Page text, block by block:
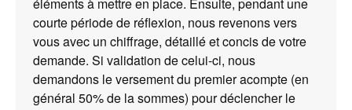
courte période de réflexion, nous revenons vers
vous avec un chiffrage, détaillé et concis de votre
demande. Si validation de celui-ci, nous
demandons le versement du premier acompte (en
général 50% de la sommes) pour déclencher le